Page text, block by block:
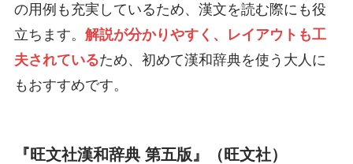
の用例も充実しているため、漢文を読む際にも役
立ちます。 解説が分かりやすく、レイアウトも工
夫されているため、初めて漢和辞典を使う大人に
もおすすめです。
『旺文社漢和辞典 第五版』（旺文社）